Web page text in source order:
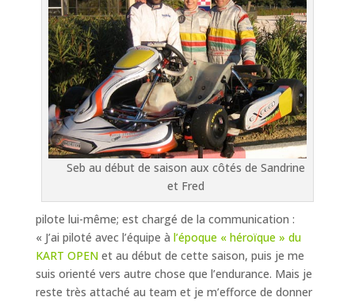
Seb au début de saison aux côtés de Sandrine
et Fred
pilote lui-même; est chargé de la communication :
« J’ai piloté avec l’équipe à l’époque « héroïque » du
KART OPENet au début de cette saison, puis je me
suis orienté vers autre chose que l’endurance. Mais je
reste très attaché au team et je m’efforce de donner